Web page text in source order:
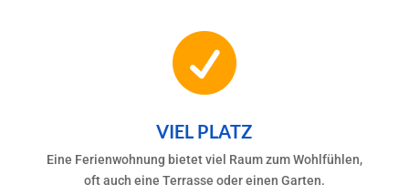

VIEL PLATZ
Eine Ferienwohnung bietet viel Raum zum Wohlfühlen,
oft auch eine Terrasse oder einen Garten.